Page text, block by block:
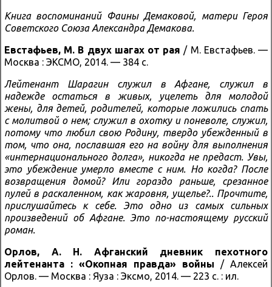
Книга воспоминаний Фаины Демаковой, матери Героя
Советского Союза Александра Демакова.
Евстафьев, М. В двух шагах от рая / М. Евстафьев. —
Москва : ЭКСМО, 2014. — 384 с.
Лейтенант Шарагин служил в Афгане, служил в
надежде остаться в живых, уцелеть для молодой
жены, для детей, родителей, которые ложились спать
с молитвой о нем; служил в охотку и поневоле, служил,
потому что любил свою Родину, твердо убежденный в
том, что она, пославшая его на войну для выполнения
«интернационального долга», никогда не предаст. Увы,
это убеждение умерло вместе с ним. Но когда? После
возвращения домой? Или гораздо раньше, срезанное
пулей в раскаленном, как жаровня, ущелье?.. Прочтите,
прислушайтесь к себе. Это одно из самых сильных
произведений об Афгане. Это по-настоящему русский
роман.
Орлов, А. Н. Афганский дневник пехотного
лейтенанта : «Окопная правда» войны / Алексей
Орлов. — Москва : Яуза : Эксмо, 2014. — 223 с. : ил.